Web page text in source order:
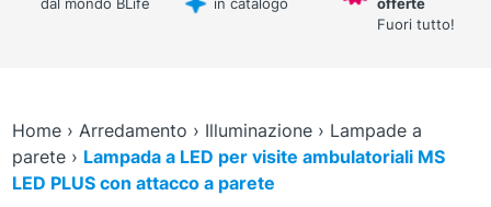
Fuori tutto!
Home› Arredamento › Illuminazione› Lampade a
parete› Lampada a LED per visite ambulatoriali MS
LED PLUS con attacco a parete